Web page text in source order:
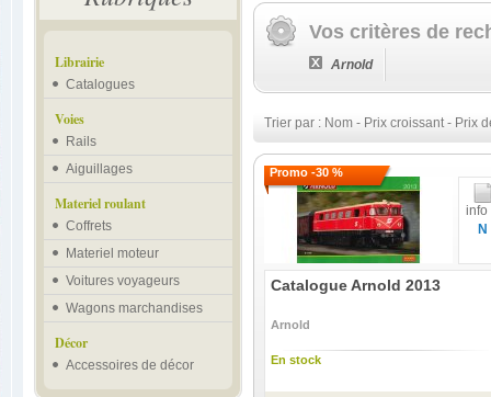
Librairie
Catalogues
Voies
Rails
Aiguillages
Materiel roulant
Coffrets
Materiel moteur
Voitures voyageurs
Wagons marchandises
Décor
Accessoires de décor
Vos critères de
Arnold
Trier par : Nom - Prix croissant- Prix
Promo -30 %
info
N
Catalogue Arnold 2013
Arnold
En stock